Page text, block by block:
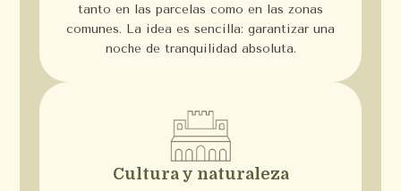
tanto en las parcelas como en las zonas
comunes. La idea es sencilla: garantizar una
noche de tranquilidad absoluta.
Cultura y naturaleza